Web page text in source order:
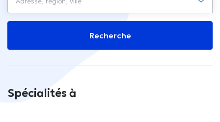
Recherche
Spécialités à